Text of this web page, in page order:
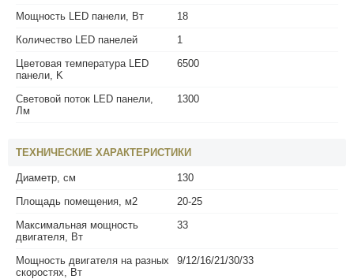
Мощность LED панели, Вт
18
Количество LED панелей
1
Цветовая температура LED
панели, K
6500
Световой поток LED панели,
Лм
1300
ТЕХНИЧЕСКИЕ ХАРАКТЕРИСТИКИ
Диаметр, см
130
Площадь помещения, м2
20-25
Максимальная мощность
двигателя, Вт
33
Мощность двигателя на разных
скоростях, Вт
9/12/16/21/30/33